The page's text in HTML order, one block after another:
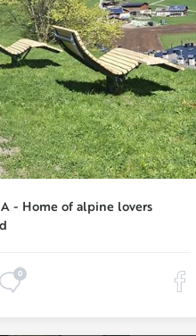
- Home of alpine lovers
0